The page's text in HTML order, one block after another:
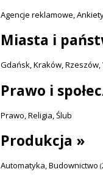
Agencje reklamowe,
Miasta i
Gdańsk,Kraków,Rzeszów,
Prawo i
Prawo,Religia,Ślub
Produkcja »
Automatyka,Budownictwo (